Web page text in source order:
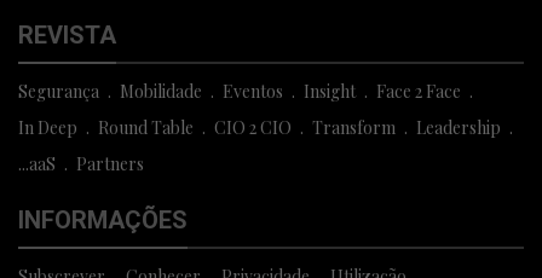
REVISTA
Segurança Mobilidade Eventos Insight
Face 2 Face
In Deep
Round Table CIO 2 CIO Transform
Leadership
...aaS
Partners
INFORMAÇÕES